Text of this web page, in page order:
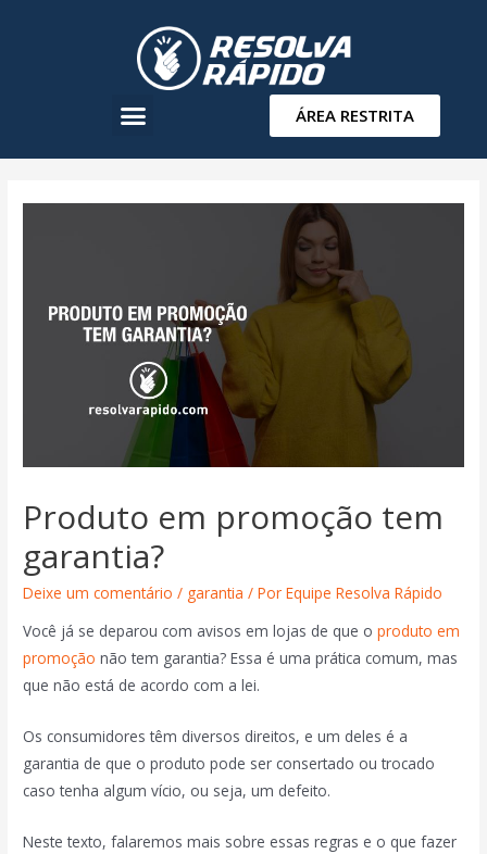
ÁREA RESTRITA
Produto em promoção tem
garantia?
Deixe um comentário / garantia / PorEquipe Resolva Rápido
Você já se deparou com avisos em lojas de que oproduto em
promoção não tem garantia? Essa é uma prática comum, mas
que não está de acordo com a lei.
Os consumidores têm diversos direitos, e um deles é a
garantia de que o produto pode ser consertado ou trocado
caso tenha algum vício, ou seja, um defeito.
Neste texto, falaremos mais sobre essas regras e o que fazer